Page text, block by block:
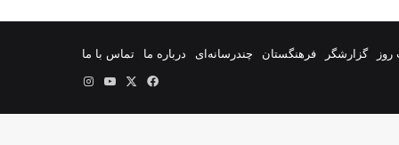
گزارشگر فرهنگستان چندرسانه‌ای درباره ما
تماس با ما
فیس
یوتیوب